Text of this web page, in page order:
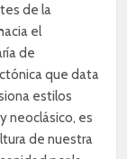
de la
el
de
que data
estilos
neoclásico, es
de nuestra